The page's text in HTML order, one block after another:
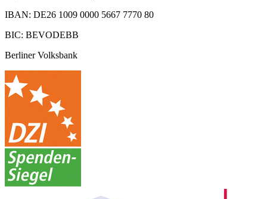
IBAN: DE26 1009 0000 5667 7770 80
BIC: BEVODEBB
Berliner Volksbank